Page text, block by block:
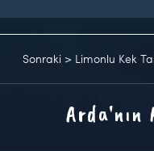
Sonraki > Limonlu Kek